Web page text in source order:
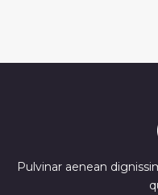
Pulvinar aenean